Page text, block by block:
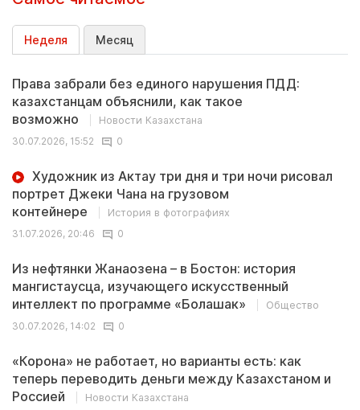
Неделя Месяц
Права забрали без единого нарушения ПДД:
казахстанцам объяснили, как такое
возможно
Новости Казахстана
30.07.2026, 15:52
0
Художник из Актау три дня и три ночи рисовал
портрет Джеки Чана на грузовом
контейнере
История в фотографиях
31.07.2026, 20:46
0
Из нефтянки Жанаозена – в Бостон: история
мангистаусца, изучающего искусственный
интеллект по программе «Болашак»
Общество
30.07.2026, 14:02
0
«Корона» не работает, но варианты есть: как
теперь переводить деньги между Казахстаном и
Россией
Новости Казахстана